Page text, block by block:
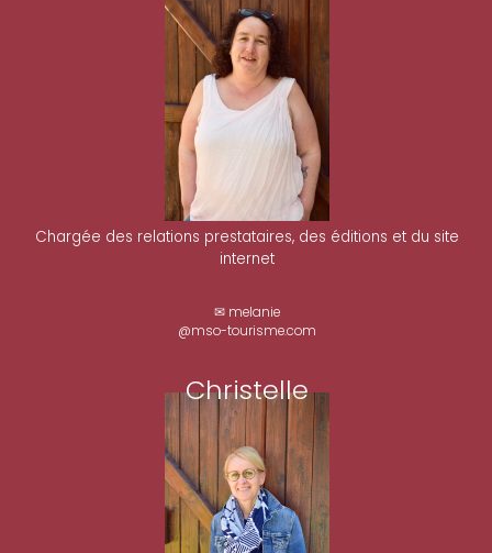
Chargée des relations prestataires, des éditions et du site
internet
✉ melanie
@mso-tourisme.com
Christelle